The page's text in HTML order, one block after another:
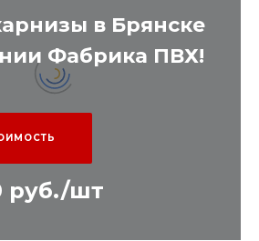
в Брянске
Фабрика ПВХ!
руб./шт